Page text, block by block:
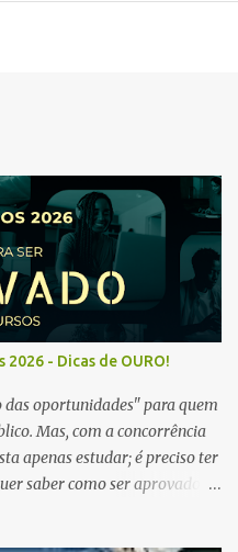
- Dicas de OURO!
das oportunidades" para quem
Mas, com a concorrência
apenas estudar; é preciso ter
saber como ser aprovado